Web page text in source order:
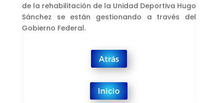
de la rehabilitación de la Unidad Deportiva Hugo
Sánchez se están gestionando a través del
Gobierno Federal.
Atrás
Inicio